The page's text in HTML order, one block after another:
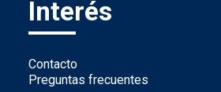
Interés
Contacto
Preguntas frecuentes